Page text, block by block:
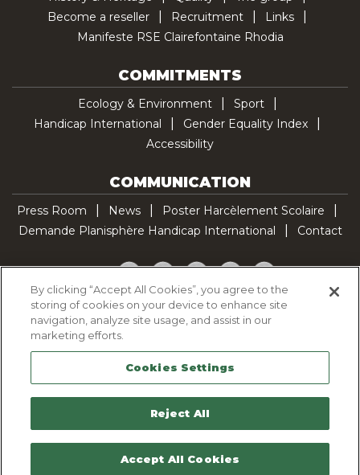
Become a reseller
Recruitment
Links
Manifeste RSE Clairefontaine Rhodia
COMMITMENTS
Ecology & Environment
Sport
Handicap International
Gender Equality Index
Accessibility
COMMUNICATION
Press Room News
Poster Harcèlement Scolaire
Demande Planisphère Handicap International
Contact
Facebook
TwitterYouTubePinterestTikTok
Cookie Policy
Legal Notice
Sitemap
Contactez-nous
By clicking “Accept All Cookies”, you agree to the
storing of cookies on your device to enhance site
navigation, analyze site usage, and assist in our
marketing efforts.
Cookies Settings
Reject All
Accept All Cookies